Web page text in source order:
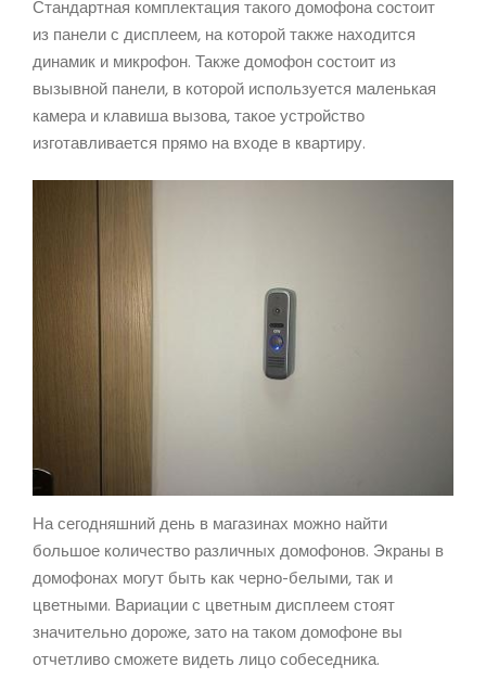
Стандартная комплектация такого домофона состоит
из панели с дисплеем, на которой также находится
динамик и микрофон. Также домофон состоит из
вызывной панели, в которой используется маленькая
камера и клавиша вызова, такое устройство
изготавливается прямо на входе в квартиру.
На сегодняшний день в магазинах можно найти
большое количество различных домофонов. Экраны в
домофонах могут быть как черно-белыми, так и
цветными. Вариации с цветным дисплеем стоят
значительно дороже, зато на таком домофоне вы
отчетливо сможете видеть лицо собеседника.